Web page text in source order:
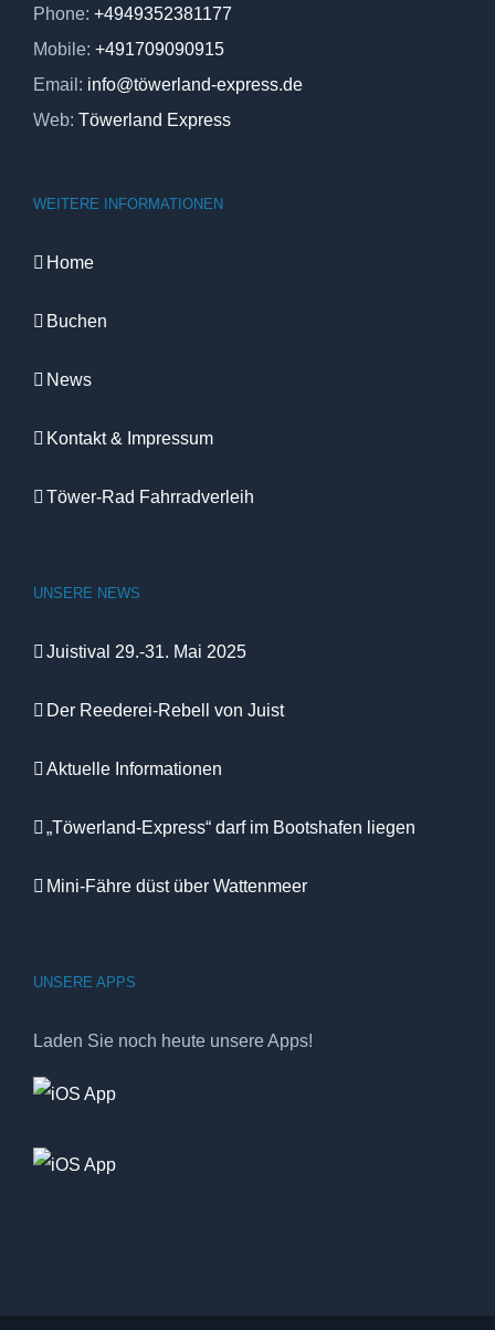
Phone: +4949352381177
Mobile: +491709090915
Email: info@töwerland-express.de
Web: Töwerland Express
WEITERE INFORMATIONEN
Home
Buchen
News
Kontakt & Impressum
Töwer-Rad Fahrradverleih
UNSERE NEWS
Juistival 29.-31. Mai 2025
Der Reederei-Rebell von Juist
Aktuelle Informationen
„Töwerland-Express“ darf im Bootshafen liegen
Mini-Fähre düst über Wattenmeer
UNSERE APPS
Laden Sie noch heute unsere Apps!